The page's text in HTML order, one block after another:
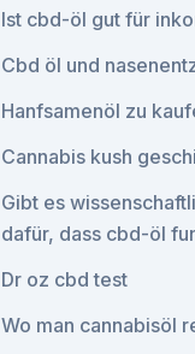
Ist cbd-öl gut für
Cbd öl und
Hanfsamenöl zu
Cannabis kush
Gibt es
dafür, dass cbd-öl
Dr oz cbd test
Wo man cannabisöl